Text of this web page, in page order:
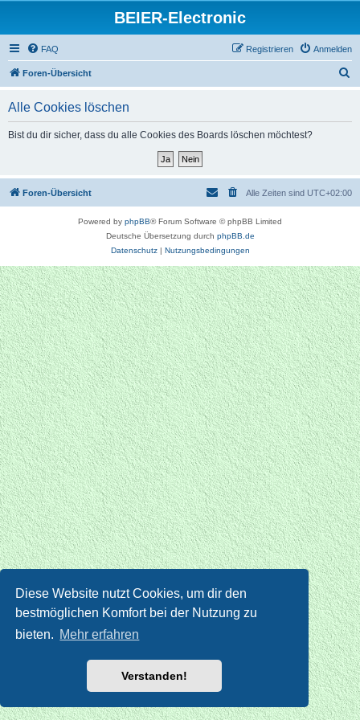
Diese Website nutzt Cookies, um dir den
bestmöglichen Komfort bei der Nutzung zu
bieten. Mehr erfahren
Verstanden!
BEIER-Electronic
FAQ Anmelden
Registrieren
Foren-Übersicht
Alle Cookies löschen
Bist du dir sicher, dass du alle Cookies des Boards löschen möchtest?
Foren-Übersicht Alle Zeiten sind UTC+02:00
Powered by phpBB® Forum Software © phpBB Limited
Deutsche Übersetzung durch phpBB.de
Datenschutz| Nutzungsbedingungen